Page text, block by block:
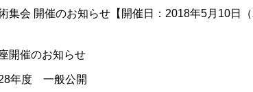
集会 開催のお知らせ【開催日：2018年5月10日
開催のお知らせ
年度 一般公開